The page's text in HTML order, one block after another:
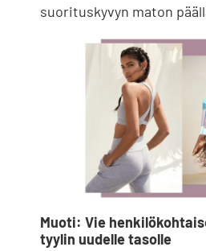
suorituskyvyn maton
Muoti: Vie
tyylin uudelle tasolle